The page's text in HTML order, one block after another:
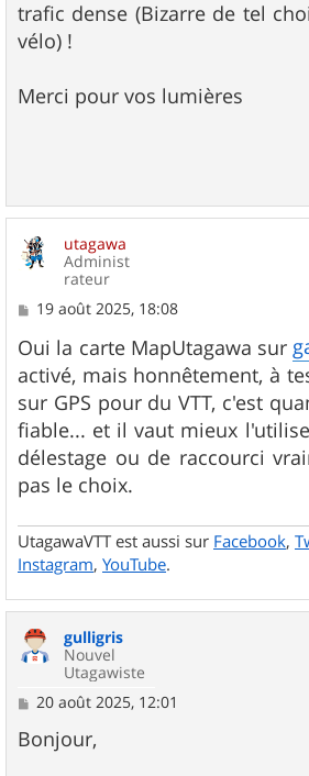
trafic dense (Bizarre de tel
vélo) !
Merci pour vos lumières
utagawa
Administ
rateur
M
s
s
a
g
e
19 août 2025, 18:08
Oui la carte MapUtagawa sur
activé, mais honnêtement, à
sur GPS pour du VTT, c'est
fiable... et il vaut mieux
délestage ou de raccourci
pas le choix.
UtagawaVTT est aussi sur Facebook,
Instagram, YouTube.
gulligris
Nouvel
Utagawiste
M
s
s
20 août 2025, 12:01
Bonjour,